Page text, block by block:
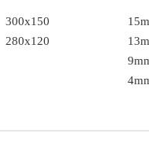
300x150
280x120